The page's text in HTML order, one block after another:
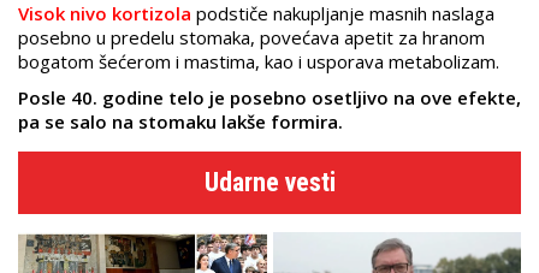
Visok nivo kortizola podstiče nakupljanje masnih naslaga
posebno u predelu stomaka, povećava apetit za hranom
bogatom šećerom i mastima, kao i usporava metabolizam.
Posle 40. godine telo je posebno osetljivo na ove efekte,
pa se salo na stomaku lakše formira.
Udarne vesti